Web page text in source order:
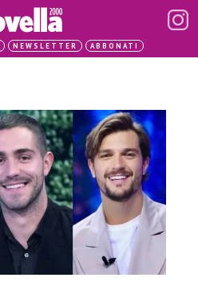
NEWSLETTER ABBONATI